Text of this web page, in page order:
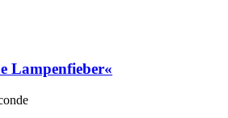
Lampenfieber«